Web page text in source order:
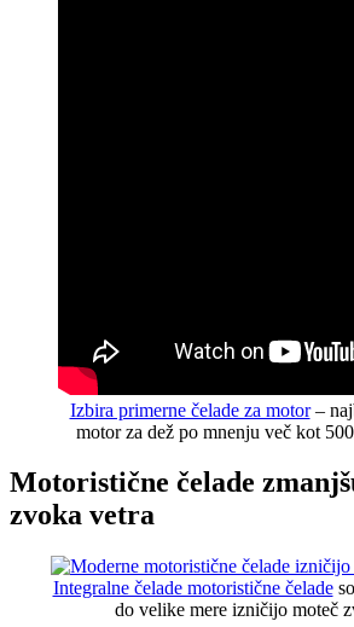
Izbira primerne čelade za motor–
motor za dež po mnenju več kot
Motoristične čelade
zvoka vetra
Integralne čelade motoristične čelade
do velike mere izničijo moteč